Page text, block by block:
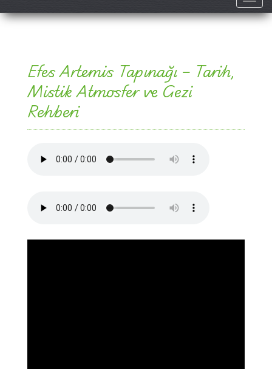
Efes Artemis Tapınağı – Tarih,
Mistik Atmosfer ve Gezi
Rehberi